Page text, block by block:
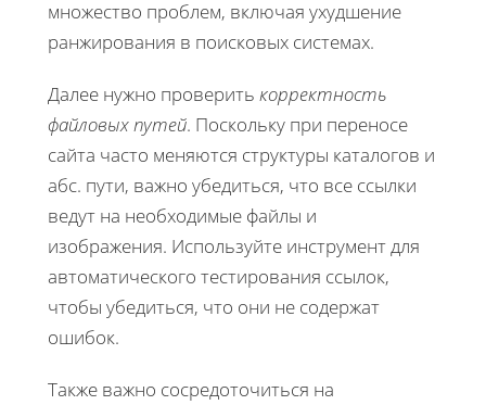
множество проблем, включая ухудшение
ранжирования в поисковых системах.
Далее нужно проверить корректность
файловых путей. Поскольку при переносе
сайта часто меняются структуры каталогов и
абс. пути, важно убедиться, что все ссылки
ведут на необходимые файлы и
изображения. Используйте инструмент для
автоматического тестирования ссылок,
чтобы убедиться, что они не содержат
ошибок.
Также важно сосредоточиться на